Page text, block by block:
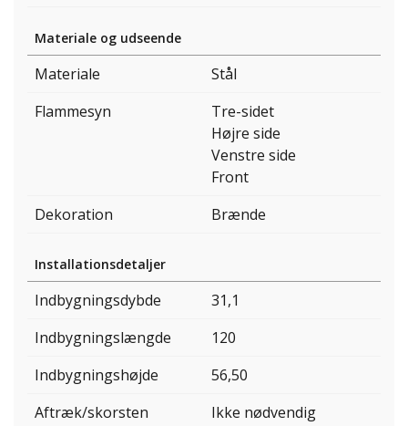
Materiale og udseende
Materiale
Stål
Flammesyn
Tre-sidet
Højre side
Venstre side
Front
Dekoration
Brænde
Installationsdetaljer
Indbygningsdybde
31,1
Indbygningslængde
120
Indbygningshøjde
56,50
Aftræk/skorsten
Ikke nødvendig